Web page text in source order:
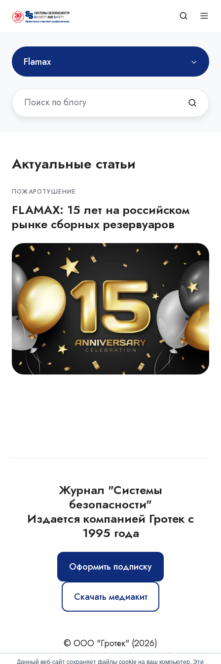
Данный веб-сайт сохраняет файлы cookie на ваш компьютер. Эти
Flamax
Актуальные статьи
ПОЖАРОТУШЕНИЕ
FLAMAX: 15 лет на российском
рынке сборных резервуаров
Журнал "Системы
безопасности"
Издается компанией Гротек с
1995 года
Оформить подписку
Скачать медиакит
© ООО "Гротек" (2026)
Новости|Статьи|Обзоры|Журнал|О нас